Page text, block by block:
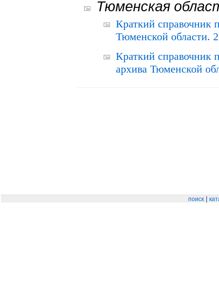
Тюменская
Краткий справочник
Тюменской области.
Краткий справочник
архива Тюменской
поиск